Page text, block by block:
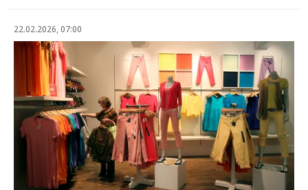
22.02.2026, 07:00